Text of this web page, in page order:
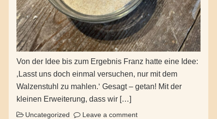
Von der Idee bis zum Ergebnis Franz hatte eine Idee:
‚Lasst uns doch einmal versuchen, nur mit dem
Walzenstuhl zu mahlen.‘ Gesagt – getan! Mit der
kleinen Erweiterung, dass wir […]
Uncategorized Leave a comment